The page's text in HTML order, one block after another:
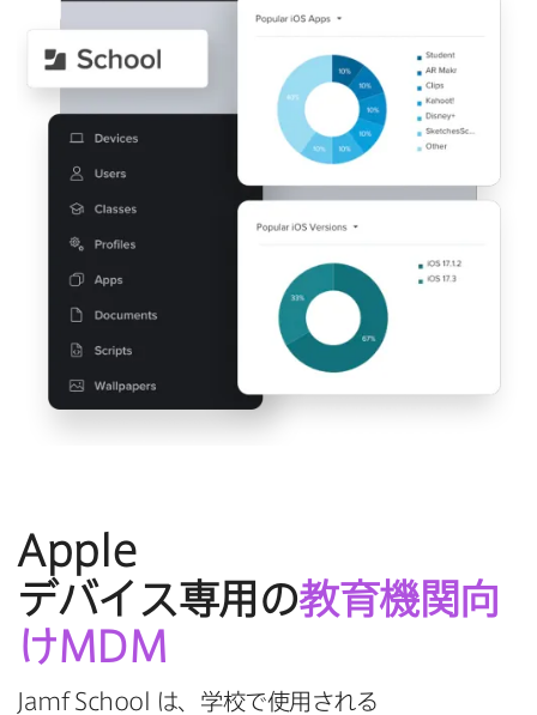
Apple
デバイス専用の教育機関向
けMDM
Jamf School
は、​学校で​使用される​